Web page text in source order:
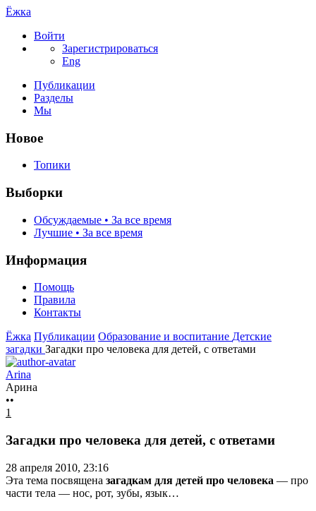
Ёжка
Войти
Зарегистрироваться
Eng
Публикации
Разделы
Мы
Новое
Топики
Выборки
Обсуждаемые • За все время
Лучшие • За все время
Информация
Помощь
Правила
Контакты
Ёжка Публикации Образование и воспитание Детские
загадки Загадки про человека для детей, с ответами
Arina
Арина
••
1
Загадки про человека для детей, с ответами
28 апреля 2010, 23:16
Эта тема посвящена загадкам для детей про человека — про
части тела — нос, рот, зубы, язык…